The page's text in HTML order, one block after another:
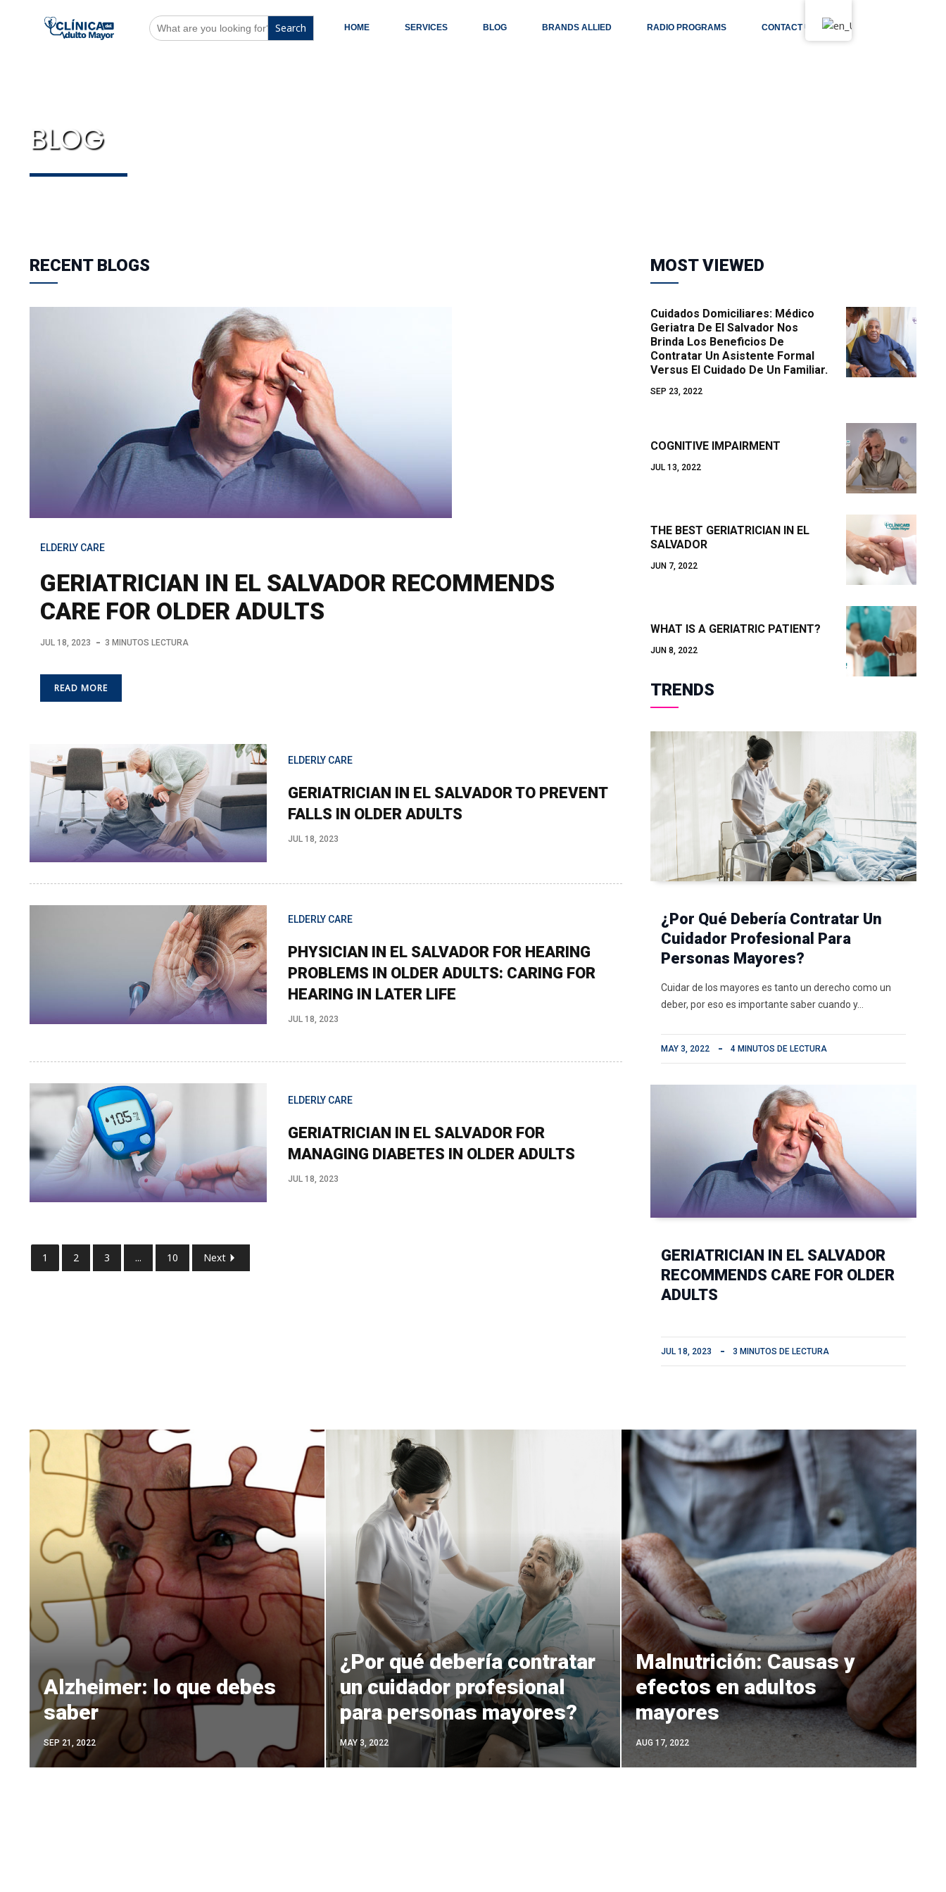
Search
for: HOME SERVICES BLOG BRANDS ALLIED RADIO PROGRAMS CONTACT US
BLOG
RECENT BLOGS
ELDERLY CARE
GERIATRICIAN IN EL SALVADOR RECOMMENDS
CARE FOR OLDER ADULTS
JUL 18, 2023 3 MINUTOS LECTURA
READ MORE
ELDERLY CARE
GERIATRICIAN IN EL SALVADOR TO PREVENT
FALLS IN OLDER ADULTS
JUL 18, 2023
ELDERLY CARE
PHYSICIAN IN EL SALVADOR FOR HEARING
PROBLEMS IN OLDER ADULTS: CARING FOR
HEARING IN LATER LIFE
JUL 18, 2023
ELDERLY CARE
GERIATRICIAN IN EL SALVADOR FOR
MANAGING DIABETES IN OLDER ADULTS
JUL 18, 2023
1 2 3 ... 10 Next
MOST VIEWED
Cuidados Domiciliares: Médico
Geriatra De El Salvador Nos
Brinda Los Beneficios De
Contratar Un Asistente Formal
Versus El Cuidado De Un Familiar.
SEP 23, 2022
COGNITIVE IMPAIRMENT
JUL 13, 2022
THE BEST GERIATRICIAN IN EL
SALVADOR
JUN 7, 2022
WHAT IS A GERIATRIC PATIENT?
JUN 8, 2022
TRENDS
¿Por Qué Debería Contratar Un
Cuidador Profesional Para
Personas Mayores?
Cuidar de los mayores es tanto un derecho como un
deber, por eso es importante saber cuando y…
MAY 3, 2022 4 MINUTOS DE LECTURA
GERIATRICIAN IN EL SALVADOR
RECOMMENDS CARE FOR OLDER
ADULTS
JUL 18, 2023 3 MINUTOS DE LECTURA
Alzheimer: lo que debes
saber
SEP 21, 2022
¿Por qué debería contratar
un cuidador profesional
para personas mayores?
MAY 3, 2022
Malnutrición: Causas y
efectos en adultos
mayores
AUG 17, 2022